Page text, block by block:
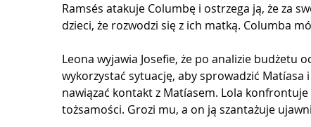
Ramsés atakuje Columbę i ostrzega ją, że za
dzieci, że rozwodzi się z ich matką. Columba
Leona wyjawia Josefie, że po analizie budżetu
wykorzystać sytuację, aby sprowadzić
nawiązać kontakt z Matíasem. Lola
tożsamości. Grozi mu, a on ją szantażuje